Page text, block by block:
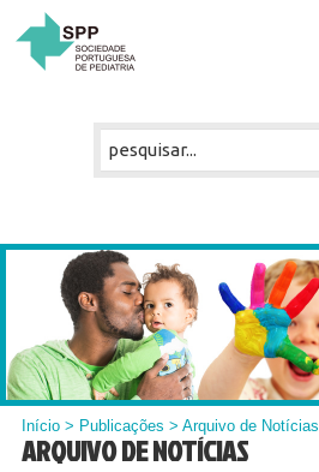
Início > Publicações > Arquivo de Notícias
ARQUIVO DE NOTÍCIAS